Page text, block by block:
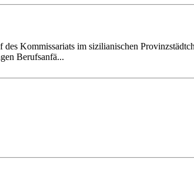
Kom­missa­riats im siziliani­schen
Berufs­anfä...